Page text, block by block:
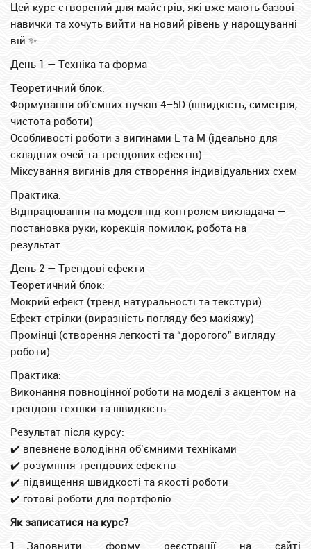
Цей курс створений для майстрів, які вже мають базові
навички та хочуть вийти на новий рівень у нарощуванні
вій ✨
День 1 — Техніка та форма
Теоретичний блок:
Формування об’ємних пучків 4–5D (швидкість, симетрія,
чистота роботи)
Особливості роботи з вигинами L та M (ідеально для
складних очей та трендових ефектів)
Міксування вигинів для створення індивідуальних схем
Практика:
Відпрацювання на моделі під контролем викладача —
постановка руки, корекція помилок, робота на
результат
День 2 — Трендові ефекти
Теоретичний блок:
Мокрий ефект (тренд натуральності та текстури)
Ефект стрілки (виразність погляду без макіяжу)
Промінці (створення легкості та “дорогого” вигляду
роботи)
Практика:
Виконання повноцінної роботи на моделі з акцентом на
трендові техніки та швидкість
Результат після курсу:
✔️ впевнене володіння об’ємними техніками
✔️ розуміння трендових ефектів
✔️ підвищення швидкості та якості роботи
✔️ готові роботи для портфоліо
Як записатися на курс?
Заповнити форму реєстрації на сайті